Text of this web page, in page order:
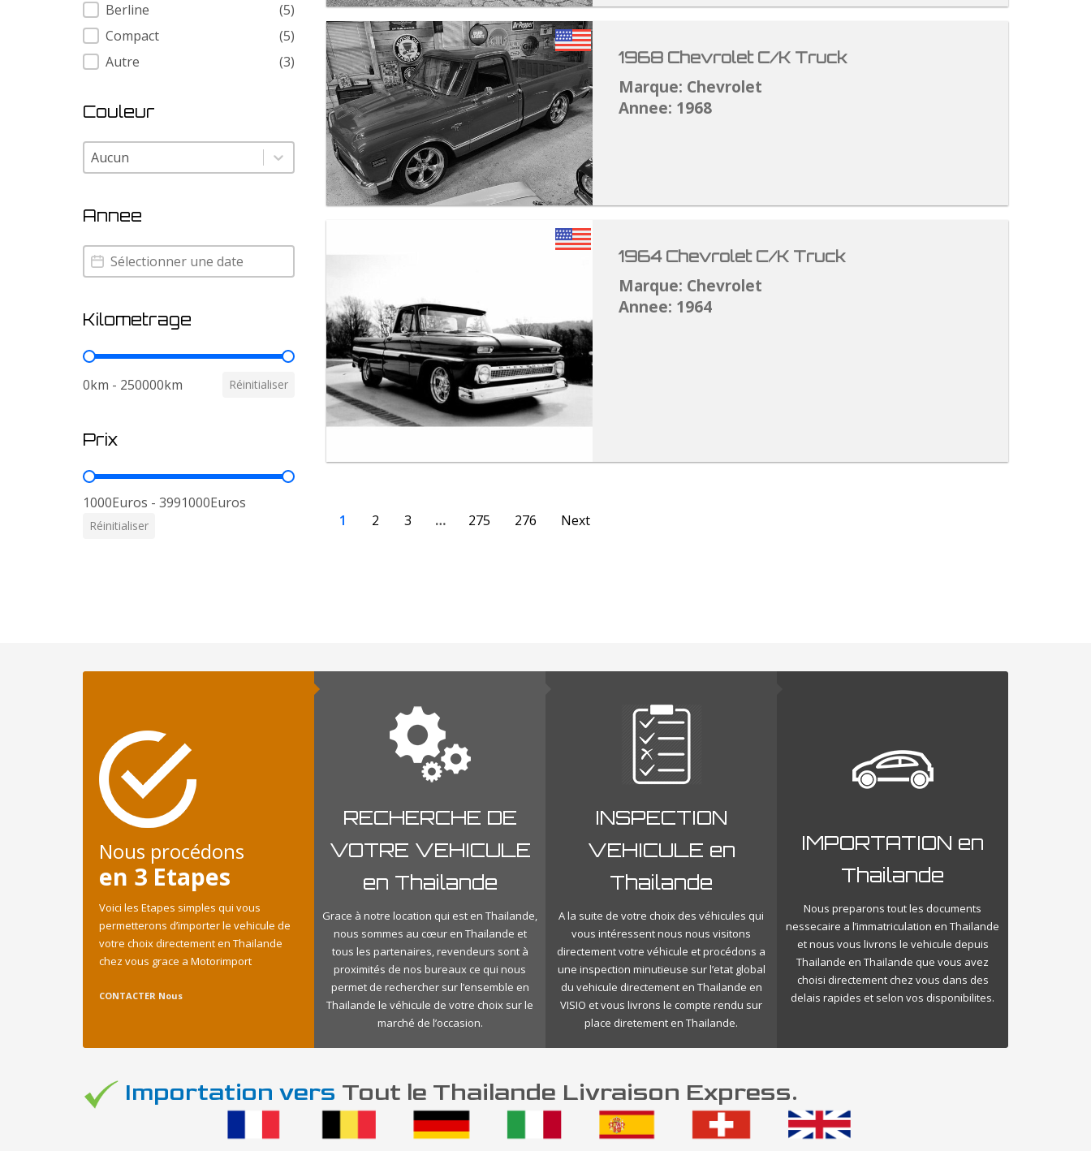
Berline
(5)
Compact
(5)
Autre
(3)
Couleur
Couleur
Couleur
Annee
Annee
Annee
Kilometrage
Kilometrage
0km - 250000km Réinitialiser
Prix
Prix
1000Euros - 3991000Euros
Réinitialiser
1968 Chevrolet C/K Truck
Marque: Chevrolet
Annee: 1968
1964 Chevrolet C/K Truck
Marque: Chevrolet
Annee: 1964
1 2 3 … 275 276 Next
Nous procédons
en 3 Etapes
Voici les Etapes simples qui vous
permetterons d’importer le vehicule de
votre choix directement en Thailande
chez vous grace a Motorimport
CONTACTER Nous
RECHERCHE DE
VOTRE VEHICULE
en Thailande
Grace à notre location qui est en Thailande,
nous sommes au cœur en Thailande et
tous les partenaires, revendeurs sont à
proximités de nos bureaux ce qui nous
permet de rechercher sur l’ensemble en
Thailande le véhicule de votre choix sur le
marché de l’occasion.
INSPECTION
VEHICULE en
Thailande
A la suite de votre choix des véhicules qui
vous intéressent nous nous visitons
directement votre véhicule et procédons a
une inspection minutieuse sur l’etat global
du vehicule directement en Thailande en
VISIO et vous livrons le compte rendu sur
place diretement en Thailande.
IMPORTATION en
Thailande
Nous preparons tout les documents
nessecaire a l’immatriculation en Thailande
et nous vous livrons le vehicule depuis
Thailande en Thailande que vous avez
choisi directement chez vous dans des
delais rapides et selon vos disponibilites.
Importation vers Tout le Thailande Livraison Express.